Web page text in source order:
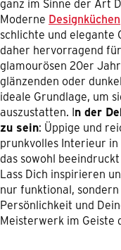
ganz im Sinne der Art
Moderne Designküchen
schlichte und elegante
daher hervorragend
glamourösen 20er
glänzenden oder
ideale Grundlage, um
auszustatten. In der
zu sein: Üppige und
prunkvolles Interieur
das sowohl
Lass Dich inspirieren
nur funktional,
Persönlichkeit und
Meisterwerk im Geiste